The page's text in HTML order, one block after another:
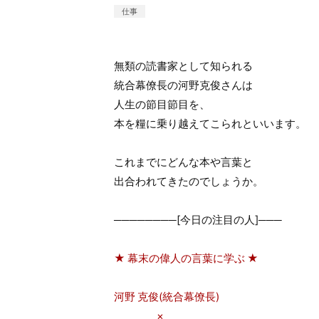
仕事
無類の読書家として知られる
統合幕僚長の河野克俊さんは
人生の節目節目を、
本を糧に乗り越えてこられといいます。
これまでにどんな本や言葉と
出合われてきたのでしょうか。
────────[今日の注目の人]───
★ 幕末の偉人の言葉に学ぶ ★
河野 克俊(統合幕僚長)
×